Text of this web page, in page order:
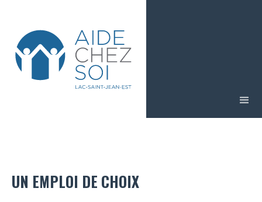
UN EMPLOI DE CHOIX